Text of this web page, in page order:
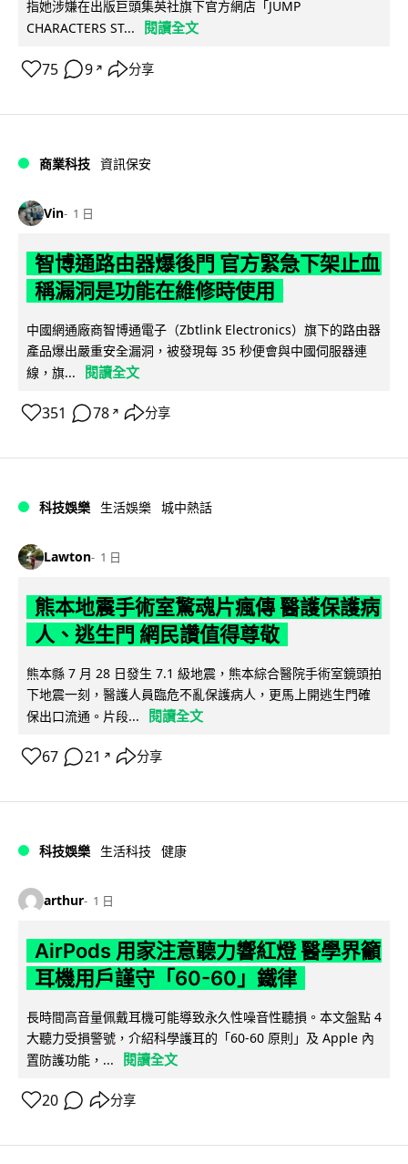
指她涉嫌在出版巨頭集英社旗下官方網店「JUMP
CHARACTERS ST...
閱讀全文
75 9 ↗ 分享
商業科技 資訊保安
Vin 1 日
智博通路由器爆後門 官方緊急下架止血
稱漏洞是功能在維修時使用
中國網通廠商智博通電子（Zbtlink Electronics）旗下的路由器
產品爆出嚴重安全漏洞，被發現每 35 秒便會與中國伺服器連
線，旗...
閱讀全文
351 78 ↗ 分享
科技娛樂 生活娛樂 城中熱話
Lawton 1 日
熊本地震手術室驚魂片瘋傳 醫護保護病
人、逃生門 網民讚值得尊敬
熊本縣 7 月 28 日發生 7.1 級地震，熊本綜合醫院手術室鏡頭拍
下地震一刻，醫護人員臨危不亂保護病人，更馬上開逃生門確
保出口流通。片段...
閱讀全文
67 21 ↗ 分享
科技娛樂 生活科技 健康
arthur 1 日
AirPods 用家注意聽力響紅燈 醫學界籲
耳機用戶謹守「60-60」鐵律
長時間高音量佩戴耳機可能導致永久性噪音性聽損。本文盤點 4
大聽力受損警號，介紹科學護耳的「60-60 原則」及 Apple 內
置防護功能，...
閱讀全文
20 分享